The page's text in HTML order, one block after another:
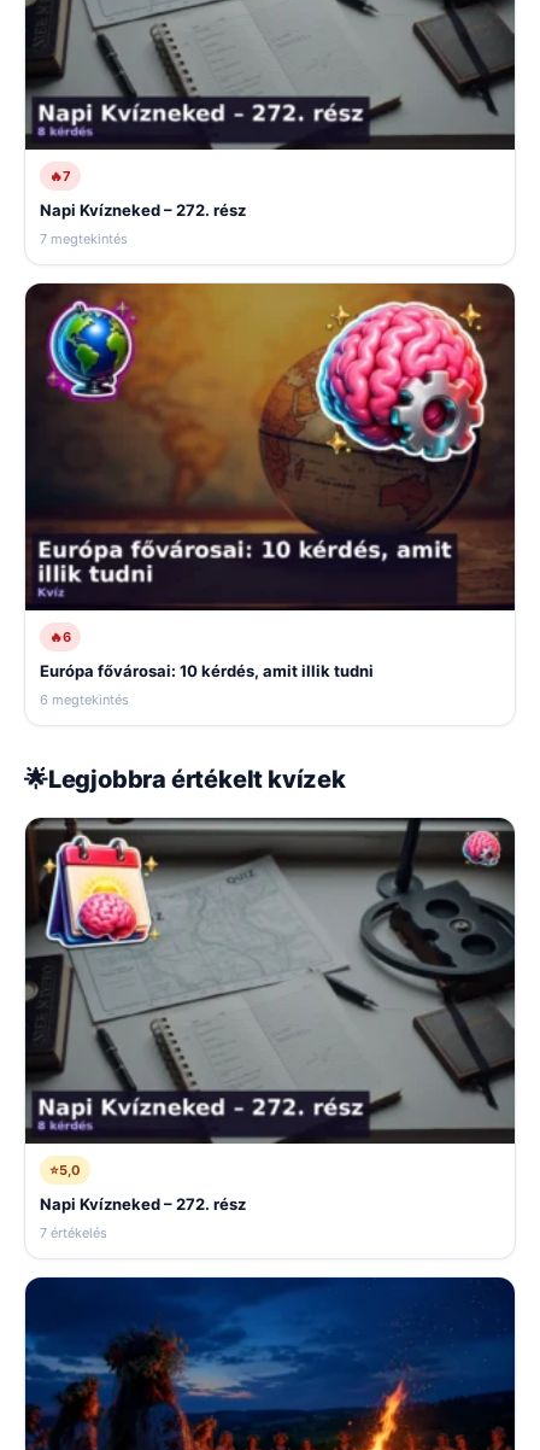
🔥7
Napi Kvízneked – 272. rész
7 megtekintés
🔥6
Európa fővárosai: 10 kérdés, amit illik tudni
6 megtekintés
🌟Legjobbra értékelt kvízek
⭐5,0
Napi Kvízneked – 272. rész
7 értékelés